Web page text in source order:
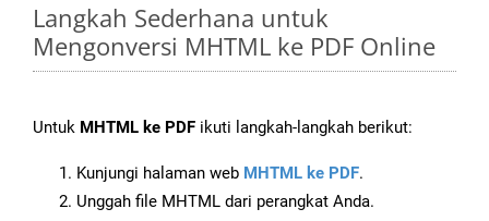
Langkah Sederhana untuk
Mengonversi MHTML ke PDF Online
Untuk MHTML ke PDF ikuti langkah-langkah berikut:
Kunjungi halaman web MHTML ke PDF.
Unggah file MHTML dari perangkat Anda.